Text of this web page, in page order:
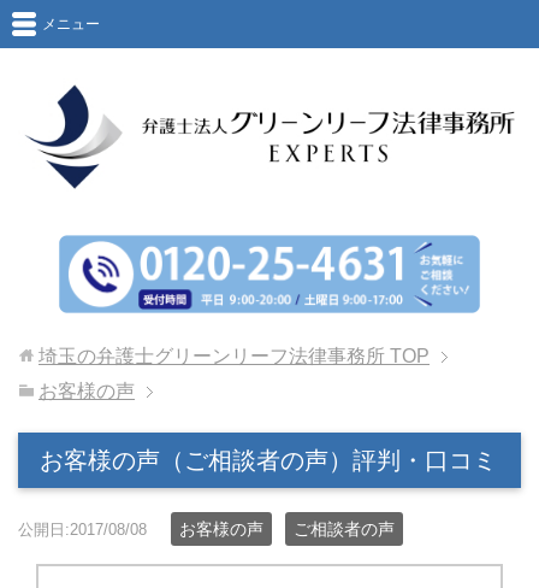
メニュー
埼玉の弁護士グリーンリーフ法律事務所 TOP
お客様の声
お客様の声（ご相談者の声）評判・口コミ
公開日:2017/08/08 お客様の声 ご相談者の声